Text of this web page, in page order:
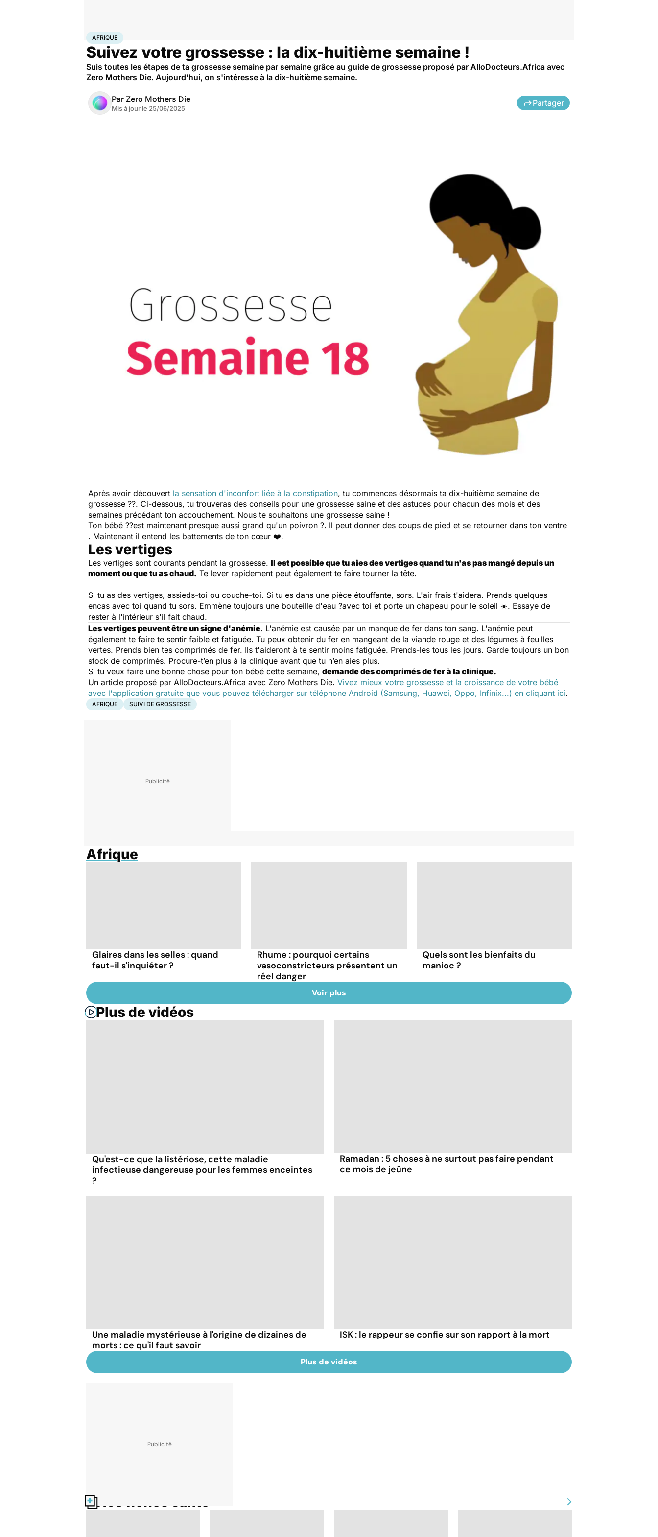
AccueilFamille
AFRIQUE
Suivez votre grossesse : la dix-huitième semaine !
Suis toutes les étapes de ta grossesse semaine par semaine grâce au guide de grossesse proposé par AlloDocteurs.Africa avec
Zero Mothers Die. Aujourd'hui, on s'intéresse à la dix-huitième semaine.
Par Zero Mothers Die
Mis à jour le 25/06/2025
Partager
Après avoir découvert la sensation d'inconfort liée à la constipation, tu commences désormais ta dix-huitième semaine de
grossesse ??. Ci-dessous, tu trouveras des conseils pour une grossesse saine et des astuces pour chacun des mois et des
semaines précédant ton accouchement. Nous te souhaitons une grossesse saine !
Ton bébé ??est maintenant presque aussi grand qu'un poivron ?. Il peut donner des coups de pied et se retourner dans ton ventre
. Maintenant il entend les battements de ton cœur ❤️.
Les vertiges
Les vertiges sont courants pendant la grossesse. Il est possible que tu aies des vertiges quand tu n'as pas mangé depuis un
moment ou que tu as chaud. Te lever rapidement peut également te faire tourner la tête.
Si tu as des vertiges, assieds-toi ou couche-toi. Si tu es dans une pièce étouffante, sors. L'air frais t'aidera. Prends quelques
encas avec toi quand tu sors. Emmène toujours une bouteille d'eau ?avec toi et porte un chapeau pour le soleil ☀️. Essaye de
rester à l'intérieur s'il fait chaud.
Les vertiges peuvent être un signe d'anémie. L'anémie est causée par un manque de fer dans ton sang. L'anémie peut
également te faire te sentir faible et fatiguée. Tu peux obtenir du fer en mangeant de la viande rouge et des légumes à feuilles
vertes. Prends bien tes comprimés de fer. Ils t'aideront à te sentir moins fatiguée. Prends-les tous les jours. Garde toujours un bon
stock de comprimés. Procure-t’en plus à la clinique avant que tu n’en aies plus.
Si tu veux faire une bonne chose pour ton bébé cette semaine, demande des comprimés de fer à la clinique.
Un article proposé par AlloDocteurs.Africa avec Zero Mothers Die. Vivez mieux votre grossesse et la croissance de votre bébé
avec l'application gratuite que vous pouvez télécharger sur téléphone Android (Samsung, Huawei, Oppo, Infinix...) en cliquant ici.
AFRIQUE SUIVI DE GROSSESSE
Afrique
Glaires dans les selles : quand
faut-il s'inquiéter ?
Rhume : pourquoi certains
vasoconstricteurs présentent un
réel danger
Quels sont les bienfaits du
manioc ?
Voir plus
Plus de vidéos
Qu'est-ce que la listériose, cette maladie
infectieuse dangereuse pour les femmes enceintes
?
Ramadan : 5 choses à ne surtout pas faire pendant
ce mois de jeûne
Une maladie mystérieuse à l'origine de dizaines de
morts : ce qu'il faut savoir
ISK : le rappeur se confie sur son rapport à la mort
Plus de vidéos
Nos fiches santé